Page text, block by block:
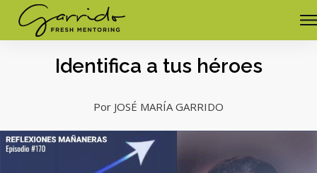
Identifica a tus héroes
Por JOSÉ MARÍA GARRIDO